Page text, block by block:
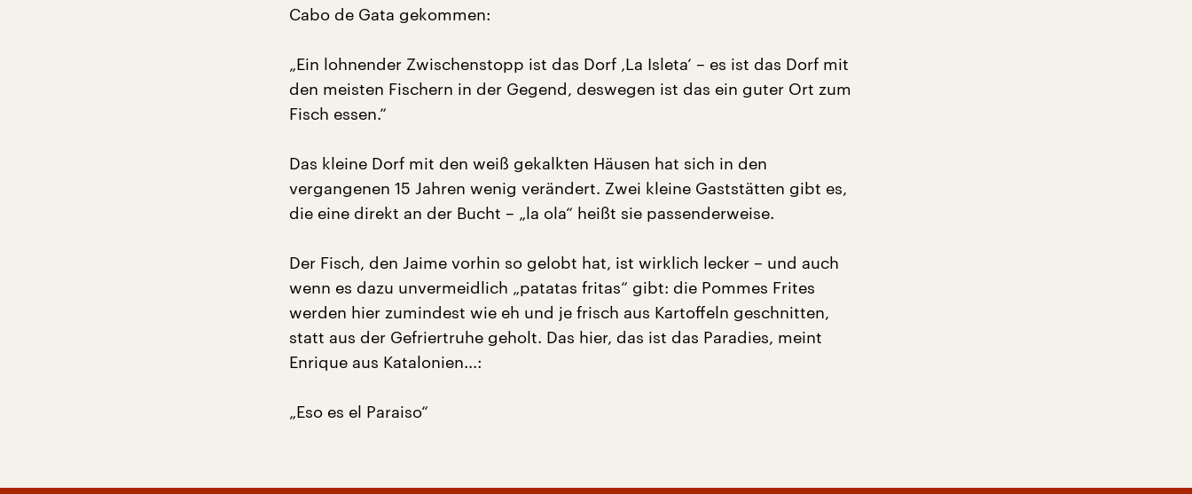
Cabo de Gata gekommen:
„Ein lohnender Zwischenstopp ist das Dorf ‚La Isleta‘ – es ist das Dorf mit
den meisten Fischern in der Gegend, deswegen ist das ein guter Ort zum
Fisch essen.“
Das kleine Dorf mit den weiß gekalkten Häusen hat sich in den
vergangenen 15 Jahren wenig verändert. Zwei kleine Gaststätten gibt es,
die eine direkt an der Bucht – „la ola“ heißt sie passenderweise.
Der Fisch, den Jaime vorhin so gelobt hat, ist wirklich lecker – und auch
wenn es dazu unvermeidlich „patatas fritas“ gibt: die Pommes Frites
werden hier zumindest wie eh und je frisch aus Kartoffeln geschnitten,
statt aus der Gefriertruhe geholt. Das hier, das ist das Paradies, meint
Enrique aus Katalonien...:
„Eso es el Paraiso“